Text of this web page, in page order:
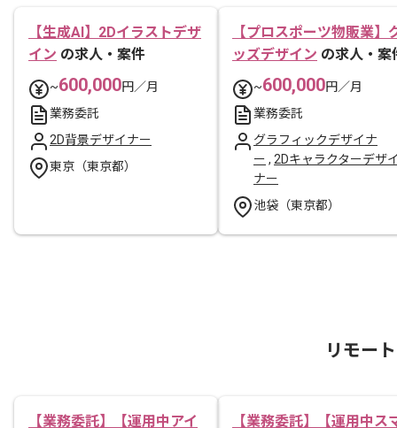
【生成AI】2Dイラストデザ
イン の求人・案件
~600,000円／月
業務委託
2D背景デザイナー
東京（東京都）
【プロスポーツ物販業】
ッズデザイン の求人・案
~600,000円／月
業務委託
グラフィックデザイナ
ー , 2Dキャラクターデザ
ナー
池袋（東京都）
リモー
【業務委託】【運用中アイ
【業務委託】【運用中ス